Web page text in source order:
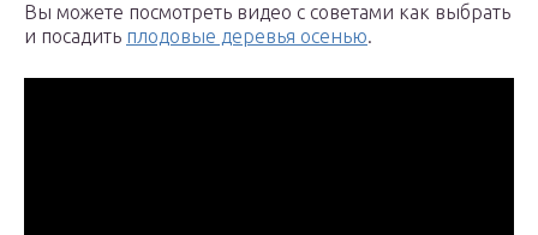
Вы можете посмотреть видео с советами как выбрать
и посадить плодовые деревья осенью.